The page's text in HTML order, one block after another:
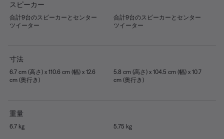
スピーカー
合計9台のスピーカーとセンター
ツイーター
寸法
6.7 cm (高さ) x 110.6 cm (幅) x 12.6
cm (奥行き)
重量
6.7 kg
合計9台のスピーカーとセンター
ツイーター
5.8 cm (高さ) x 104.5 cm (幅) x 10.7
cm (奥行き)
5.75 kg